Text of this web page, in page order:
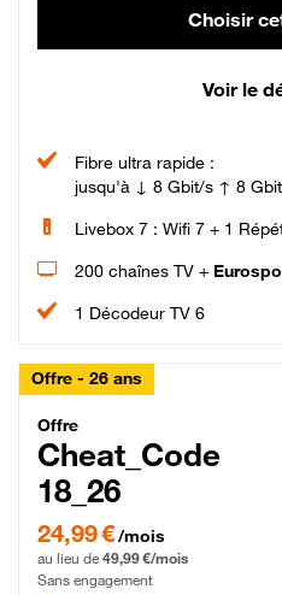
Choisir
Voir le
Fibre ultra rapide :
jusqu'à ↓ 8 Gbit/s ↑ 8
Livebox 7 : Wifi 7 + 1
200 chaînes TV +
1 Décodeur TV 6
Offre - 26 ans
Cheat_Code
Offre
Cheat_Code
18_26
24,99 € par mois pendant 0 mois
24,99 €/mois
au lieu de 49,99 €/mois
Sans engagement